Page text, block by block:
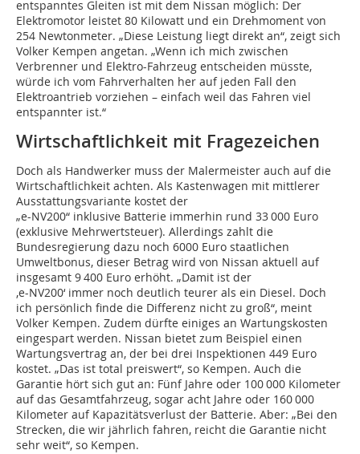
entspanntes Gleiten ist mit dem Nissan möglich: Der
Elektromotor leistet 80 Kilowatt und ein Drehmoment von
254 Newtonmeter. „Diese Leistung liegt direkt an“, zeigt sich
Volker Kempen angetan. „Wenn ich mich zwischen
Verbrenner und Elektro-Fahrzeug entscheiden müsste,
würde ich vom Fahrverhalten her auf jeden Fall den
Elektroantrieb vorziehen – einfach weil das Fahren viel
entspannter ist.“
Wirtschaftlichkeit mit Fragezeichen
Doch als Handwerker muss der Malermeister auch auf die
Wirtschaftlichkeit achten. Als Kastenwagen mit mittlerer
Ausstattungsvariante kostet der
„e-NV200“ inklusive Batterie immerhin rund 33 000 Euro
(exklusive Mehrwertsteuer). Allerdings zahlt die
Bundesregierung dazu noch 6000 Euro staatlichen
Umweltbonus, dieser Betrag wird von Nissan aktuell auf
insgesamt 9 400 Euro erhöht. „Damit ist der
,e-NV200‘ immer noch deutlich teurer als ein Diesel. Doch
ich persönlich finde die Differenz nicht zu groß“, meint
Volker Kempen. Zudem dürfte einiges an Wartungskosten
eingespart werden. Nissan bietet zum Beispiel einen
Wartungsvertrag an, der bei drei Inspektionen 449 Euro
kostet. „Das ist total preiswert“, so Kempen. Auch die
Garantie hört sich gut an: Fünf Jahre oder 100 000 Kilometer
auf das Gesamtfahrzeug, sogar acht Jahre oder 160 000
Kilometer auf Kapazitätsverlust der Batterie. Aber: „Bei den
Strecken, die wir jährlich fahren, reicht die Garantie nicht
sehr weit“, so Kempen.